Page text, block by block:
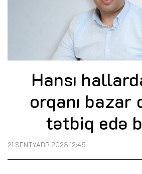
Hansı
orqanı bazar
tətbiq edə
21 SENTYABR 2023 12:45